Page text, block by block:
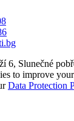
to improve
Data Protection